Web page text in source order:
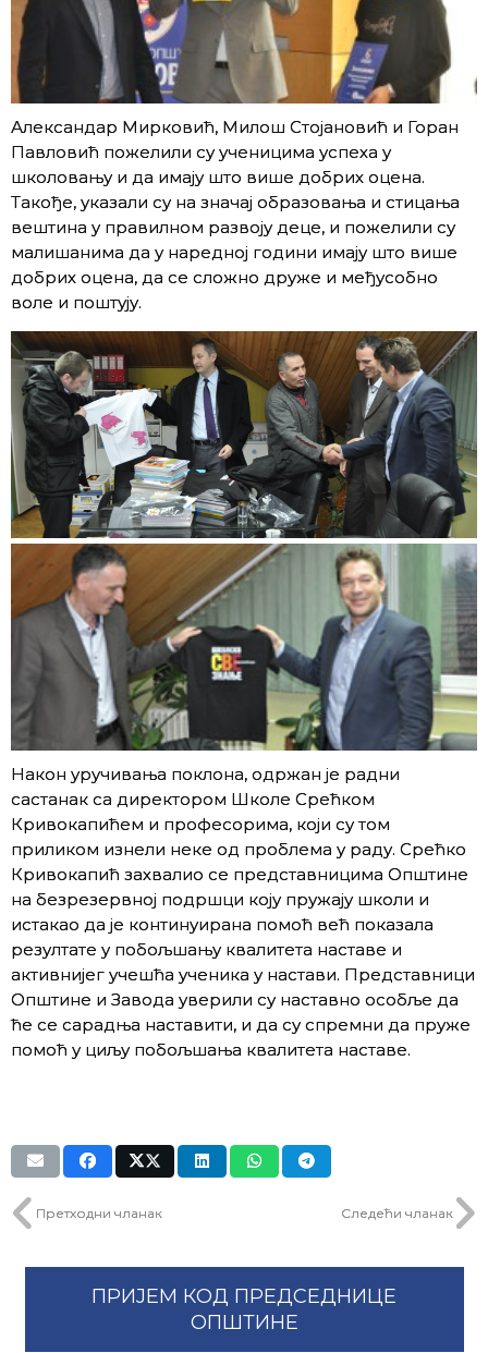
Александар Мирковић, Милош Стојановић и Горан
Павловић пожелили су ученицима успеха у
школовању и да имају што више добрих оцена.
Такође, указали су на значај образовања и стицања
вештина у правилном развоју деце, и пожелили су
малишанима да у наредној години имају што више
добрих оцена, да се сложно друже и међусобно
воле и поштују.
Након уручивања поклона, одржан је радни
састанак са директором Школе Срећком
Кривокапићем и професорима, који су том
приликом изнели неке од проблема у раду. Срећко
Кривокапић захвалио се представницима Општине
на безрезервној подршци коју пружају школи и
истакао да је континуирана помоћ већ показала
резултате у побољшању квалитета наставе и
активнијег учешћа ученика у настави. Представници
Општине и Завода уверили су наставно особље да
ће се сарадња наставити, и да су спремни да пруже
помоћ у циљу побољшања квалитета наставе.
Претходни чланак Следећи чланак
ПРИЈЕМ КОД ПРЕДСЕДНИЦЕ
ОПШТИНЕ